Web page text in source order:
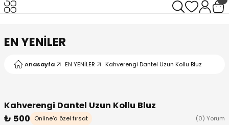
EN YENİLER
Anasayfa EN YENİLER Kahverengi Dantel Uzun Kollu Bluz
Kahverengi Dantel Uzun Kollu Bluz
₺ 500
Online'a özel fırsat
(0) Yorum
Geri Dön
Geri Dön
Geri Dön
Geri Dön